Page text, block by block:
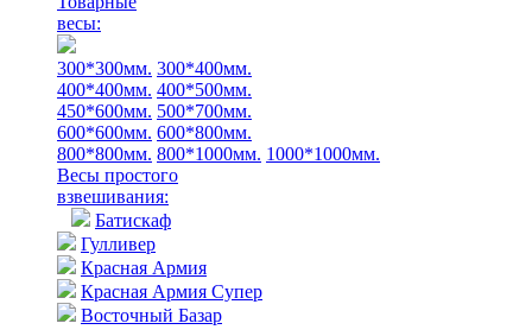
весы:
300*300мм. 300*400мм.
400*400мм. 400*500мм.
450*600мм. 500*700мм.
600*600мм. 600*800мм.
800*800мм. 800*1000мм. 1000*1000мм.
Весы простого
взвешивания:
Батискаф
Гулливер
Красная Армия
Красная Армия Супер
Восточный Базар